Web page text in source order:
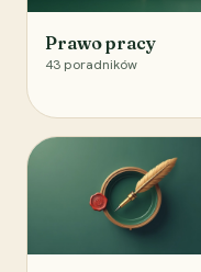
Prawo pracy
43 poradników